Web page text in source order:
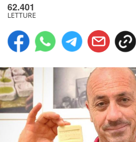
62.401
LETTURE